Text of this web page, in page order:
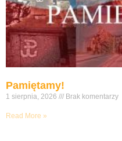
Pamiętamy!
1 sierpnia, 2026 Brak komentarzy
Read More »